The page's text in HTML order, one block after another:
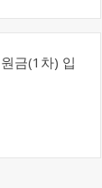
금(1차) 입